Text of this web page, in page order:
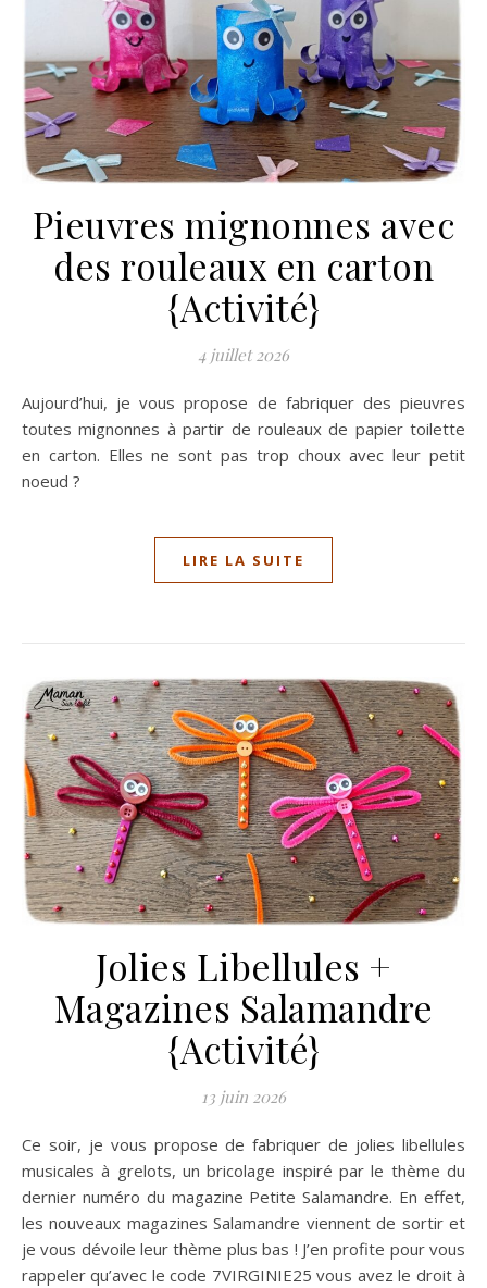
Pieuvres mignonnes avec
des rouleaux en carton
{Activité}
4 juillet 2026
Aujourd’hui, je vous propose de fabriquer des pieuvres
toutes mignonnes à partir de rouleaux de papier toilette
en carton. Elles ne sont pas trop choux avec leur petit
noeud ?
LIRE LA SUITE
Jolies Libellules +
Magazines Salamandre
{Activité}
13 juin 2026
Ce soir, je vous propose de fabriquer de jolies libellules
musicales à grelots, un bricolage inspiré par le thème du
dernier numéro du magazine Petite Salamandre. En effet,
les nouveaux magazines Salamandre viennent de sortir et
je vous dévoile leur thème plus bas ! J’en profite pour vous
rappeler qu’avec le code 7VIRGINIE25 vous avez le droit à